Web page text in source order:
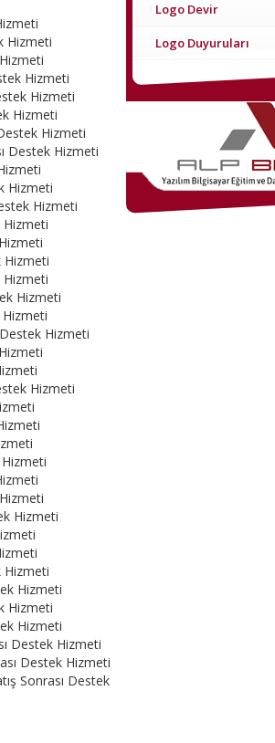
Hizmeti
Hizmeti
Hizmeti
Hizmeti
Hizmeti
Destek Hizmeti
Hizmeti
Hizmeti
Hizmeti
Hizmeti
Hizmeti
Hizmeti
Hizmeti
Hizmeti
Hizmeti
Hizmeti
Hizmeti
Hizmeti
Hizmeti
Hizmeti
Destek Hizmeti
Destek Hizmeti
Sonrası Destek
Logo Devir
Logo Duyuruları